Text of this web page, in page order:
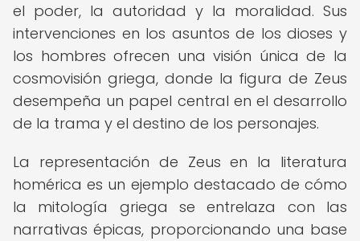
el poder, la autoridad y la moralidad. Sus
intervenciones en los asuntos de los dioses y
los hombres ofrecen una visión única de la
cosmovisión griega, donde la figura de Zeus
desempeña un papel central en el desarrollo
de la trama y el destino de los personajes.
La representación de Zeus en la literatura
homérica es un ejemplo destacado de cómo
la mitología griega se entrelaza con las
narrativas épicas, proporcionando una base